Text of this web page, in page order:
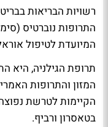
רשויות הבריאות
המיועדת לטיפול
תרופת הגילניה, היא
הקיימות לטרשת
בטאסרון ורביף.